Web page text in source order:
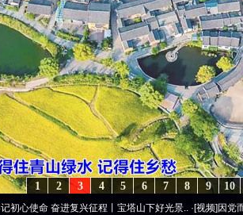
10
9
8
7
6
5
4
3
2
1
进复兴征程丨宝塔山下好光景..·[视频]因党而生 为党而